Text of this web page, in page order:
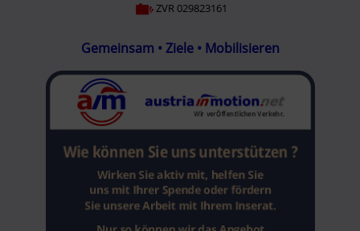
ZVR 029823161
Gemeinsam • Ziele • Mobilisieren